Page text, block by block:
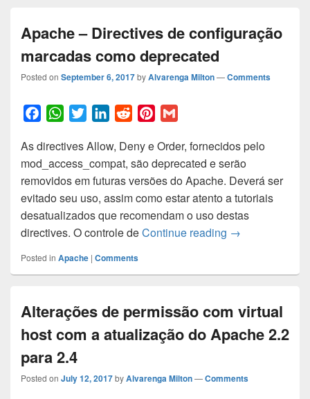
Apache – Directives de configuração
marcadas como deprecated
Posted on September 6, 2017byAlvarenga Milton—Comments
c
e
b
o
o
k
W
a
t
s
A
p
p
i
t
e
r
n
k
e
d
I
n
R
d
d
i
t
n
t
e
r
e
s
a
i
l
As directives Allow, Deny e Order, fornecidos pelo
mod_access_compat, são deprecated e serão
removidos em futuras versões do Apache. Deverá ser
evitado seu uso, assim como estar atento a tutoriais
desatualizados que recomendam o uso destas
directives. O controle deContinue reading Apache –
→
Posted in Apache | Comments
Alterações de permissão com virtual
host com a atualização do Apache 2.2
para 2.4
Posted on July 12, 2017byAlvarenga Milton—Comments